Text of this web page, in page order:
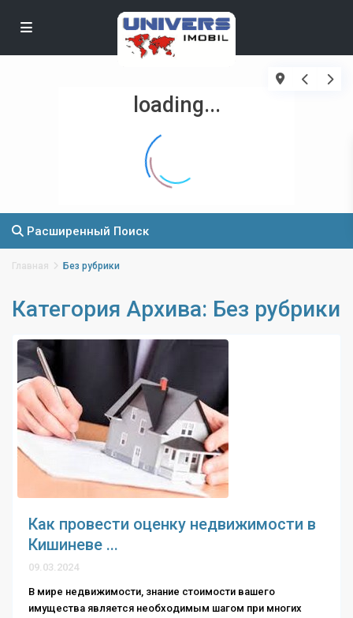
loading...
Расширенный Поиск
Главная Без рубрики
Категория Архива: Без рубрики
Как провести оценку недвижимости в
Кишиневе ...
09.03.2024
В мире недвижимости, знание стоимости вашего
имущества является необходимым шагом при многих